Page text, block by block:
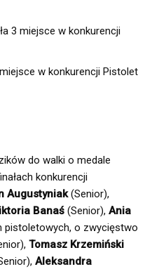
3 miejsce w konkurencji
w konkurencji Pistolet
do walki o medale
konkurencji
Augustyniak(Senior),
Banaś (Senior), Ania
pistoletowych, o zwycięstwo
Tomasz Krzemiński
Aleksandra